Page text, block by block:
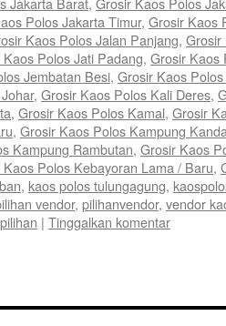
Polos Jakarta Timur, Grosir Kaos
Kaos Polos Jalan Panjang, Grosir
Polos Jati Padang, Grosir Kaos
Jembatan Besi, Grosir Kaos
, Grosir Kaos Polos Kali Deres,
, Grosir Kaos Polos Kamal, Grosir
, Grosir Kaos Polos Kampung
Kampung Rambutan, Grosir Kaos
Polos Kebayoran Lama / Baru,
, kaos polos tulungagung,
vendor, pilihanvendor, vendor
| Tinggalkan komentar